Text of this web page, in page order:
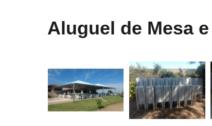
Aluguel de Mesa